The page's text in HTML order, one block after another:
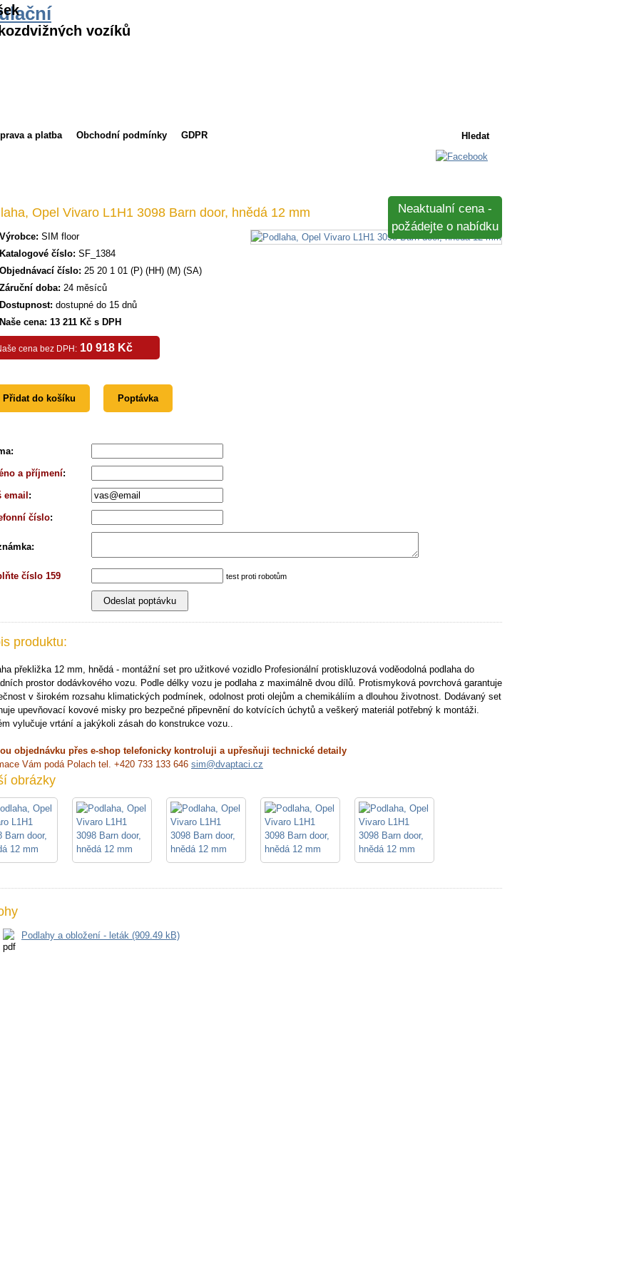
vozíků
a platba Obchodní podmínky GDPR
Opel Vivaro L1H1 3098 Barn door, hnědá 12 mm
Výrobce: SIM floor
Katalogové číslo: SF_1384
Objednávací číslo: 25 20 1 01 (P) (HH) (M) (SA)
Záruční doba: 24 měsíců
Dostupnost: dostupné do 15 dnů
Naše cena: 13 211 Kč s DPH
cena bez DPH: 10 918 Kč
Neaktualní cena -
požádejte o nabídku
Přidat do košíku Poptávka
:
a příjmení:
email :
číslo:
:
číslo 159 test proti robotům
produktu:
překližka 12 mm, hnědá - montážní set pro užitkové vozidlo Profesionální protiskluzová voděodolná podlaha do
prostor dodávkového vozu. Podle délky vozu je podlaha z maximálně dvou dílů. Protismyková povrchová garantuje
v širokém rozsahu klimatických podmínek, odolnost proti olejům a chemikáliím a dlouhou životnost. Dodávaný set
upevňovací kovové misky pro bezpečné připevnění do kotvících úchytů a veškerý materiál potřebný k montáži.
vylučuje vrtání a jakýkoli zásah do konstrukce vozu..
objednávku přes e-shop telefonicky kontroluji a upřesňuji technické detaily
Vám podá Polach tel. +420 733 133 646 sim@dvaptaci.cz
obrázky
Podlahy a obložení - leták (909.49 kB)